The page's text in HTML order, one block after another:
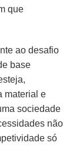
que
ao desafio
base
material e
sociedade
não
só